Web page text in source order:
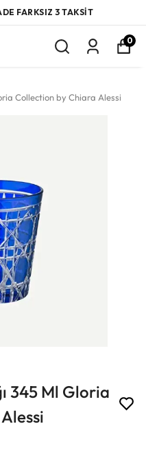
FARKSIZ 3 TAKSİT
0
Collection by Chiara Alessi
345 Ml Gloria